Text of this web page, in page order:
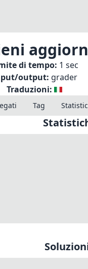
di tempo: 1 sec
output: grader
Traduzioni:
Tag